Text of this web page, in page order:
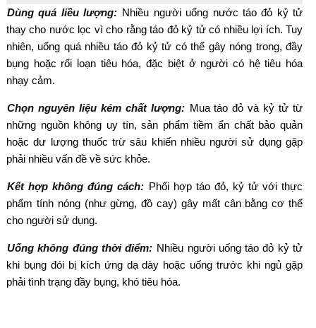
Dùng quá liều lượng: Nhiều người uống nước táo đỏ kỷ tử
thay cho nước lọc vì cho rằng táo đỏ kỷ tử có nhiều lợi ích. Tuy
nhiên, uống quá nhiều táo đỏ kỷ tử có thể gây nóng trong, đầy
bụng hoặc rối loạn tiêu hóa, đặc biệt ở người có hệ tiêu hóa
nhạy cảm.
Chọn nguyên liệu kém chất lượng: Mua táo đỏ và kỷ tử từ
những nguồn không uy tín, sản phẩm tiềm ẩn chất bảo quản
hoặc dư lượng thuốc trừ sâu khiến nhiều người sử dụng gặp
phải nhiều vấn đề về sức khỏe.
Kết hợp không đúng cách: Phối hợp táo đỏ, kỷ tử với thực
phẩm tính nóng (như gừng, đồ cay) gây mất cân bằng cơ thể
cho người sử dụng.
Uống không đúng thời điểm: Nhiều người uống táo đỏ kỷ tử
khi bụng đói bị kích ứng dạ dày hoặc uống trước khi ngủ gặp
phải tình trạng đầy bụng, khó tiêu hóa.